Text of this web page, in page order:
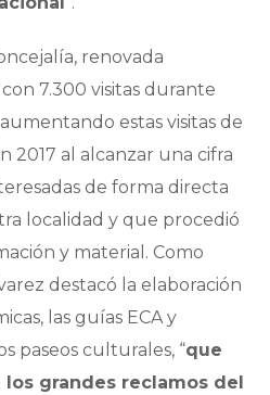
renovada
7.300 visitas durante
estas visitas de
2017 al alcanzar una cifra
de forma directa
localidad y que procedió
y material. Como
destacó la elaboración
las guías ECA y
paseos culturales, “que
grandes reclamos del